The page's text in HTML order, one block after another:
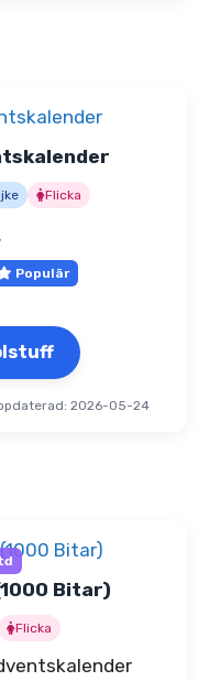
Flicka
Populär
2026-05-24
Bitar)
Flicka